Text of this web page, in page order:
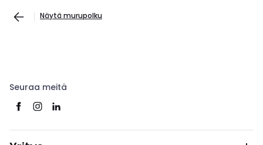
Näytä murupolku
Seuraa meitä